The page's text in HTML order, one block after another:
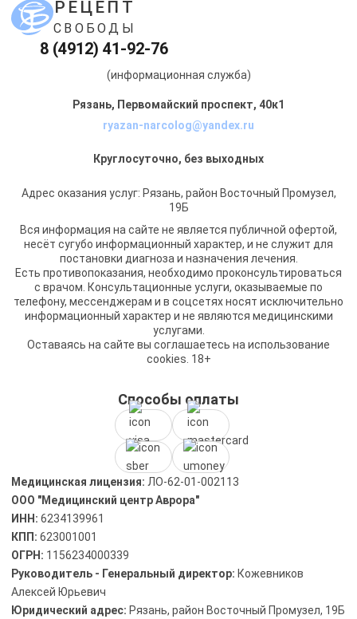
РЕЦЕПТ
СВОБОДЫ
8 (4912) 41-92-76
(информационная служба)
Рязань, Первомайский проспект, 40к1
ryazan-narcolog@yandex.ru
Круглосуточно, без выходных
Адрес оказания услуг: Рязань, район Восточный Промузел,
19Б
Вся информация на сайте не является публичной офертой,
несёт сугубо информационный характер, и не служит для
постановки диагноза и назначения лечения.
Есть противопоказания, необходимо проконсультироваться
с врачом. Консультационные услуги, оказываемые по
телефону, мессенджерам и в соцсетях носят исключительно
информационный характер и не являются медицинскими
услугами.
Оставаясь на сайте вы соглашаетесь на использование
cookies. 18+
Медицинская лицензия: ЛО-62-01-002113
ООО "Медицинский центр Аврора"
ИНН: 6234139961
КПП: 623001001
ОГРН: 1156234000339
Руководитель - Генеральный директор: Кожевников
Алексей Юрьевич
Юридический адрес: Рязань, район Восточный Промузел, 19Б
Способы оплаты